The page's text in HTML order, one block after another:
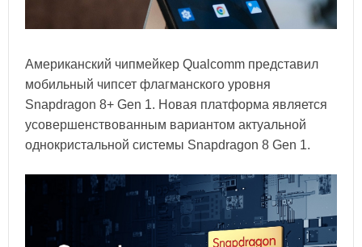
Американский чипмейкер Qualcomm представил
мобильный чипсет флагманского уровня
Snapdragon 8+ Gen 1. Новая платформа является
усовершенствованным вариантом актуальной
однокристальной системы Snapdragon 8 Gen 1.